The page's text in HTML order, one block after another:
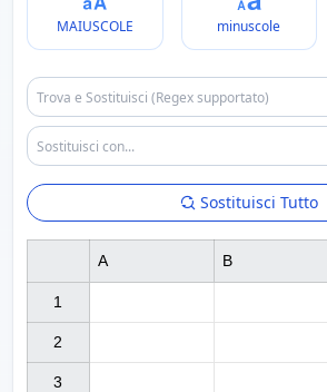
MAIUSCOLE minuscole
Sostituisci Tutto
1
2
3
A B